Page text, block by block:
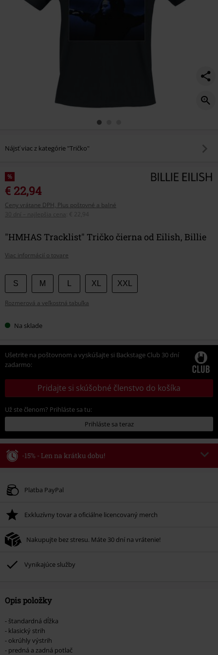
Nájsť viac z kategórie "Tričko"
%
€ 22,94
Ceny vrátane DPH, Plus poštovné a balné
30 dní – najlepšia cena
€ 22,94
"HMHAS Tracklist" Tričko čierna od Eilish, Billie
Viac informácií o tovare
Vyberte
si
veľkosť
S M XL XXL
Rozmerová a veľkostná tabuľka
Na sklade
Ušetrite na poštovnom a vyskúšajte si Backstage Club 30 dní
zadarmo:
Pridajte si skúšobné členstvo do košíka
Už ste členom? Prihláste sa tu:
Prihláste sa teraz
-15% - Len na krátku dobu!
Platné do 8/9/26
Po zadaní kódu v košíku, sa zľava uplatní automaticky.
Nemožno kombinovať s inými akciovými kódmi. Zľava sa nevzťahuje na:
knihy, médiá, vstupenky, Rammstein, (Till) Lindemann, Böhse Onkelz,
ktorých kúpou podporíte nadáciu.
Platba PayPal
Exkluzívny tovar a oficiálne licencovaný merch
Nakupujte bez stresu. Máte 30 dní na vrátenie!
Vynikajúce služby
Opis položky
- štandardná dĺžka
- klasický strih
- okrúhly výstrih
- predná a zadná potlač